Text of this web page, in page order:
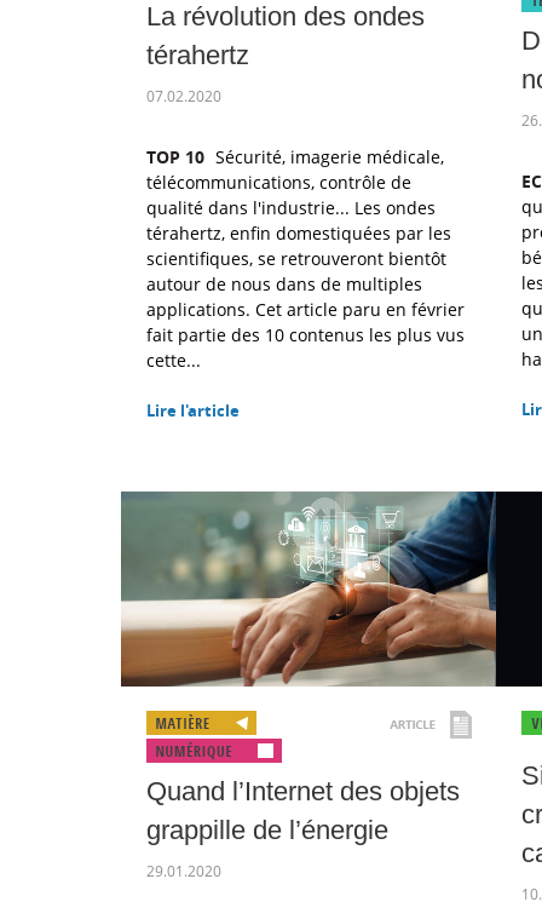
La révolution des ondes
térahertz
07.02.2020
TOP 10 Sécurité, imagerie médicale,
télécommunications, contrôle de
qualité dans l'industrie... Les ondes
térahertz, enfin domestiquées par les
scientifiques, se retrouveront bientôt
autour de nous dans de multiples
applications. Cet article paru en février
fait partie des 10 contenus les plus vus
cette...
Lire l'article
Quand l’Internet des objets
grappille de l’énergie
29.01.2020